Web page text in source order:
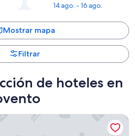
14 ago. - 16 ago.
Mostrar mapa
Filtrar
de hoteles en
Spa Moorea